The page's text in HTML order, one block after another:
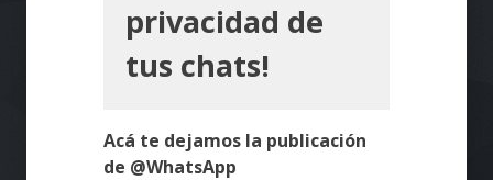
privacidad de
tus chats!
Acá te dejamos la publicación
de @WhatsApp